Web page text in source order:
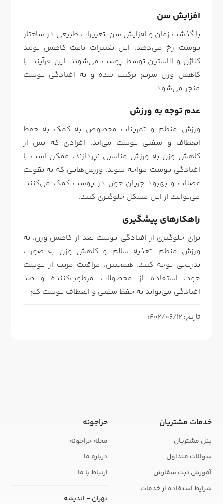
افزایش سن
با گذشت زمان و افزایش سن، تغییرات طبیعی در ساختار
پوست رخ می‌دهد. این تغییرات باعث کاهش تولید
کلاژن و الاستین توسط پوست می‌شوند. این فرآیند، با
کاهش وزن سریع ترکیب شده و به افتادگی پوست
منجر می‌شود.
عدم توجه به ورزش
ورزش منظم و تمرینات مخصوص به کمک به حفظ
انعطاف و سفتی پوست می‌آید. افرادی که پس از
کاهش وزن به ورزش مناسبی نپردازند، ممکن است با
افتادگی پوست مواجه شوند. ورزش‌هایی که به تقویت
عضلات و بهبود جریان خون در پوست کمک می‌کنند،
می‌توانند از این مشکل جلوگیری کنند.
راهکارهای پیشگیری
برای جلوگیری از افتادگی پوست بعد از کاهش وزن، به
ورزش منظم، تغذیه سالم، و کاهش وزن به صورت
تدریجی توجه کنید. همچنین، مراقبت مرتب از پوست
خود، استفاده از محصولات مرطوب‌کننده و ضد
افتادگی می‌تواند به حفظ سفتی و انعطاف پوست کم
تاریخ: 1402/06/12
خدمات مشتریان
پنل مشتریان
سوالات متداول
آموزش ثبت سفارش
شرایط استفاده از خدمات
حراجونه
مجله حراجونه
درباره ما
ارتباط با ما
تهران - اندیشه